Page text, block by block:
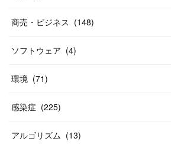
商売・ビジネス (148)
ソフトウェア (4)
環境 (71)
感染症 (225)
アルゴリズム (13)